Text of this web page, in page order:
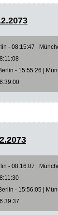
- 08:15:47 |
- 15:55:26 |
- 08:16:07 |
- 15:56:05 |